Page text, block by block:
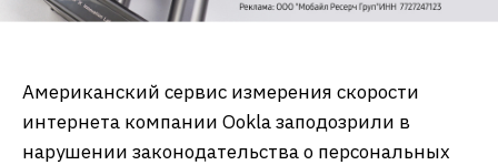
Американский сервис измерения скорости
интернета компании Ookla заподозрили в
нарушении законодательства о персональных